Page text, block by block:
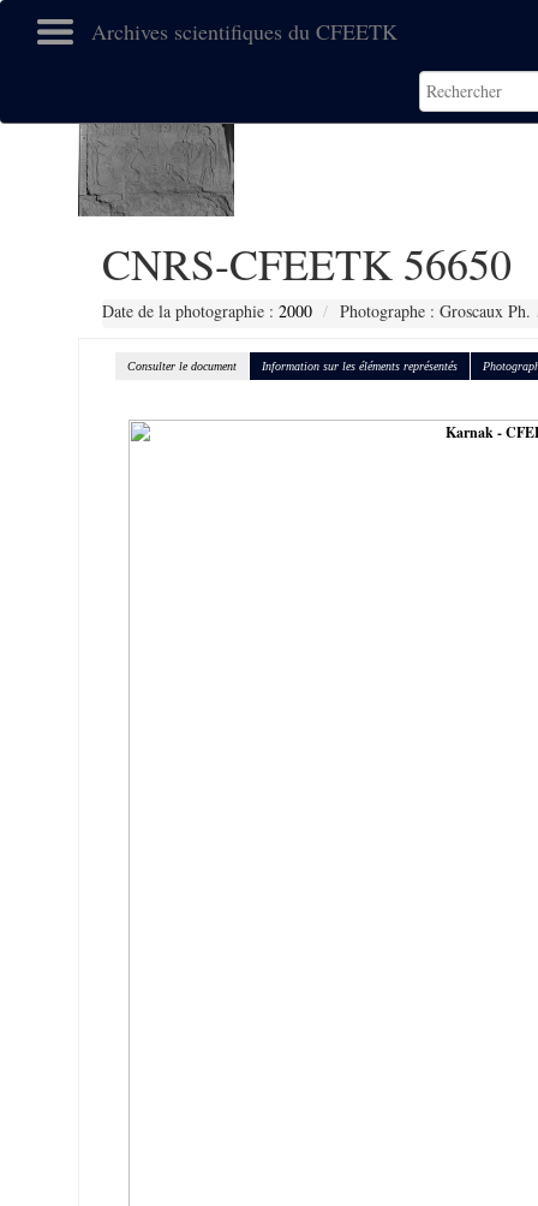
Archives scientifiques du CFEETK
CNRS-CFEETK 56650
Date de la photographie : 2000 Photographe : Groscaux Ph.
Consulter le document Information sur les éléments représentés